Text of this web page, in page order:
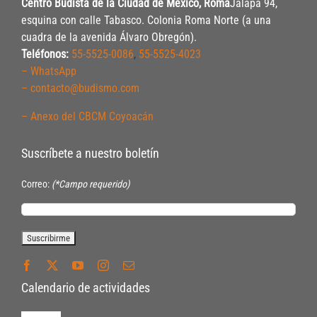
Centro Budista de la Ciudad de México, RomaJalapa 94,
esquina con calle Tabasco. Colonia Roma Norte (a una
cuadra de la avenida Álvaro Obregón).
Teléfonos: 55-5525-0086, 55-5525-4023
– WhatsApp
– contacto@budismo.com
– Anexo del CBCM Coyoacán
Suscríbete a nuestro boletín
Correo: (*Campo requerido)
Calendario de actividades